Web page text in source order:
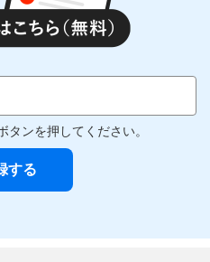
タンを押してください。